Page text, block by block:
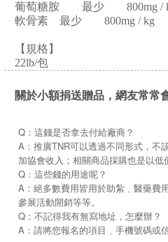
葡萄糖胺
最少
800mg /
軟骨素
最少 800mg / kg
【規格】
22lb/包
關於小額捐送贈品，網友常常
Q：這錢是否拿去付給廠商？
A：推廣TNR可以透過不同形式，不
加協會收入；相關商品採購也是以低
Q：這些錢的用途呢？
A：絕多數費用皆用於助紮﹑醫藥費
參展活動開銷等等。
Q：不記得我有無寫地址，怎麼辦？
A：請將您報名的項目﹑手機號碼或